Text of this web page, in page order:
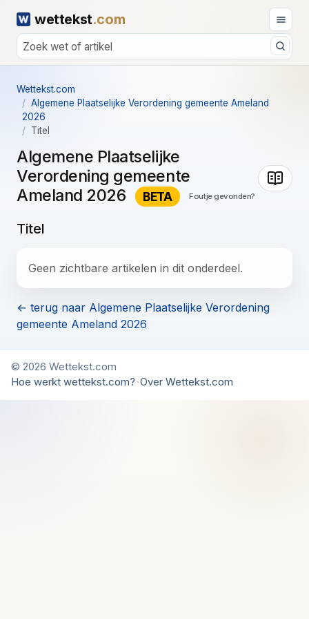
wettekst.com
Wettekst.com
Algemene Plaatselijke Verordening gemeente Ameland
2026
Titel
Algemene Plaatselijke
Verordening gemeente
Ameland 2026
BETA Foutje gevonden?
Titel
Geen zichtbare artikelen in dit onderdeel.
← terug naar Algemene Plaatselijke Verordening
gemeente Ameland 2026
© 2026 Wettekst.com
Hoe werkt wettekst.com? ·Over Wettekst.com